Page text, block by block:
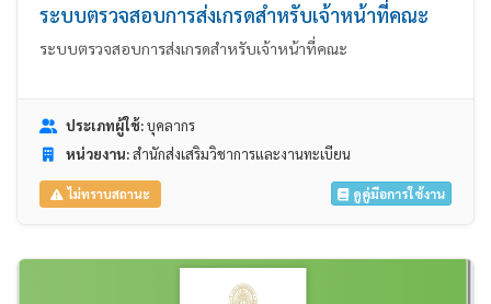
ระบบตรวจสอบการส่งเกรดสำหรับเจ้าหน้าที่คณะ
ระบบตรวจสอบการส่งเกรดสำหรับเจ้าหน้าที่คณะ
ประเภทผู้ใช้:บุคลากร
หน่วยงาน:สำนักส่งเสริมวิชาการและงานทะเบียน
ไม่ทราบสถานะ ดูคู่มือการใช้งาน